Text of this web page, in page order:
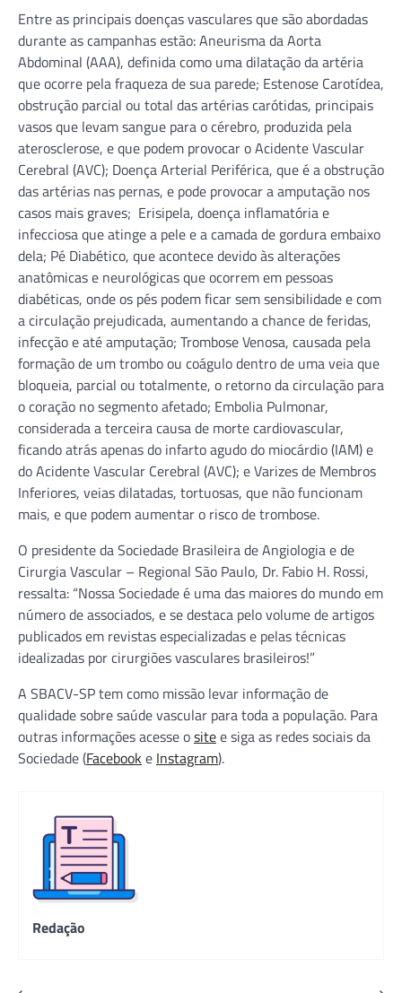
Entre as principais doenças vasculares que são abordadas
durante as campanhas estão: Aneurisma da Aorta
Abdominal (AAA), definida como uma dilatação da artéria
que ocorre pela fraqueza de sua parede; Estenose Carotídea,
obstrução parcial ou total das artérias carótidas, principais
vasos que levam sangue para o cérebro, produzida pela
aterosclerose, e que podem provocar o Acidente Vascular
Cerebral (AVC); Doença Arterial Periférica, que é a obstrução
das artérias nas pernas, e pode provocar a amputação nos
casos mais graves; Erisipela, doença inflamatória e
infecciosa que atinge a pele e a camada de gordura embaixo
dela; Pé Diabético, que acontece devido às alterações
anatômicas e neurológicas que ocorrem em pessoas
diabéticas, onde os pés podem ficar sem sensibilidade e com
a circulação prejudicada, aumentando a chance de feridas,
infecção e até amputação; Trombose Venosa, causada pela
formação de um trombo ou coágulo dentro de uma veia que
bloqueia, parcial ou totalmente, o retorno da circulação para
o coração no segmento afetado; Embolia Pulmonar,
considerada a terceira causa de morte cardiovascular,
ficando atrás apenas do infarto agudo do miocárdio (IAM) e
do Acidente Vascular Cerebral (AVC); e Varizes de Membros
Inferiores, veias dilatadas, tortuosas, que não funcionam
mais, e que podem aumentar o risco de trombose.
O presidente da Sociedade Brasileira de Angiologia e de
Cirurgia Vascular – Regional São Paulo, Dr. Fabio H. Rossi,
ressalta: “Nossa Sociedade é uma das maiores do mundo em
número de associados, e se destaca pelo volume de artigos
publicados em revistas especializadas e pelas técnicas
idealizadas por cirurgiões vasculares brasileiros!”
A SBACV-SP tem como missão levar informação de
qualidade sobre saúde vascular para toda a população. Para
outras informações acesse ositee siga as redes sociais da
Sociedade (Facebook e Instagram).
Redação